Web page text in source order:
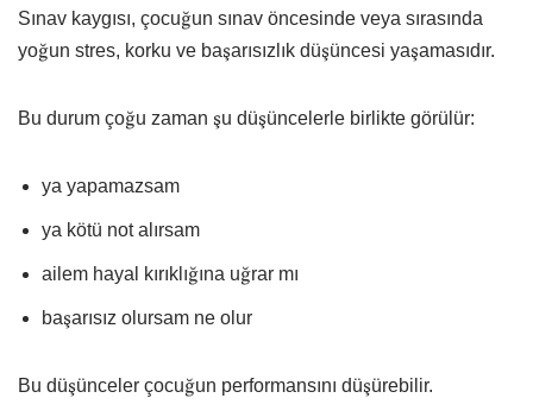
Sınav kaygısı, çocuğun sınav öncesinde veya sırasında
yoğun stres, korku ve başarısızlık düşüncesi yaşamasıdır.
Bu durum çoğu zaman şu düşüncelerle birlikte görülür:
ya yapamazsam
ya kötü not alırsam
ailem hayal kırıklığına uğrar mı
başarısız olursam ne olur
Bu düşünceler çocuğun performansını düşürebilir.